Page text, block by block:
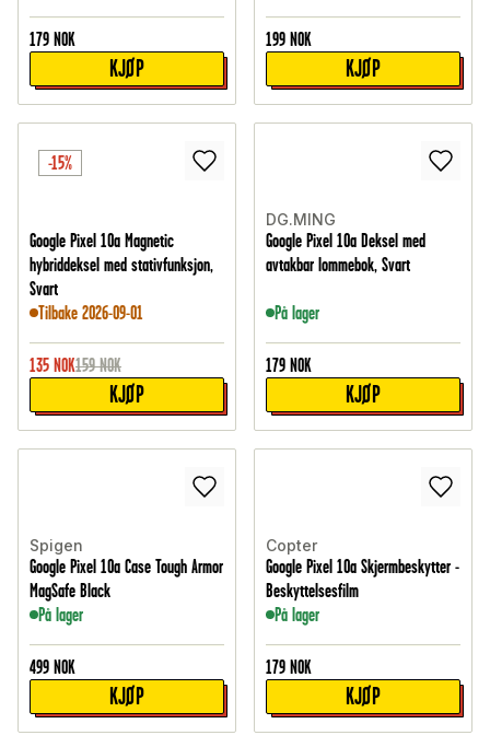
179 NOK
KJØP
199 NOK
KJØP
-15%
Google Pixel 10a Magnetic
hybriddeksel med stativfunksjon,
Svart
Tilbake 2026-09-01
135 NOK159 NOK
KJØP
DG.MING
Google Pixel 10a Deksel med
avtakbar lommebok, Svart
På lager
179 NOK
KJØP
Spigen
Google Pixel 10a Case Tough Armor
MagSafe Black
På lager
499 NOK
KJØP
Copter
Google Pixel 10a Skjermbeskytter -
Beskyttelsesfilm
På lager
179 NOK
KJØP